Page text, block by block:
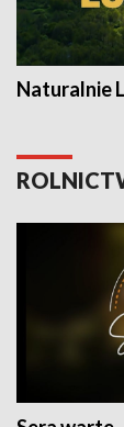
Naturalnie